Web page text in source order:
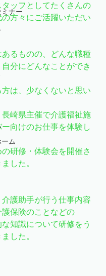
ナー
ム
ッフとしてたくさんの
方々にご活躍いただい
あるものの、どんな職種
分にどんなことができ
は、少なくないと思い
崎県主催で介護福祉施
向けのお仕事を体験し
研修・体験会を開催さ
した。
介護助手が行う仕事内容
保険のことなどの
知識について研修をう
した。